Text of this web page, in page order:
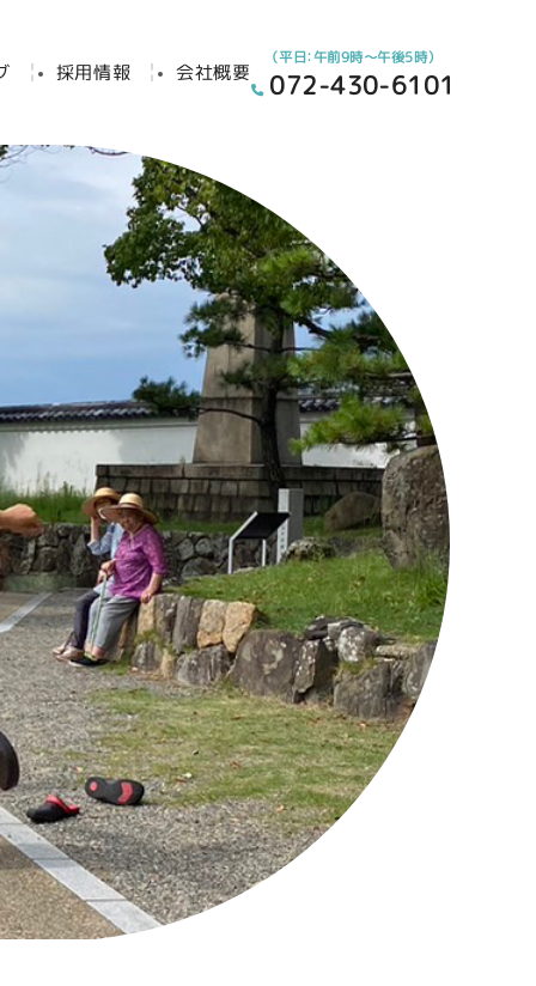
採用情報 会社概要
（平日：午前9時～午後5時）
072-430-6101